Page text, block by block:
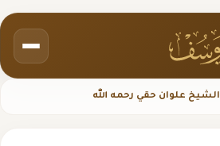
الشيخ علوان حقي رحمه الله